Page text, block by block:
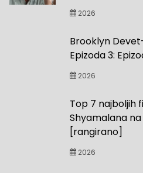
2026
Brooklyn
Epizoda 3:
2026
Top 7 najboljih
Shyamalana na
[rangirano]
2026